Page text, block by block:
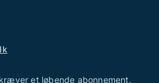
et løbende abonnement.